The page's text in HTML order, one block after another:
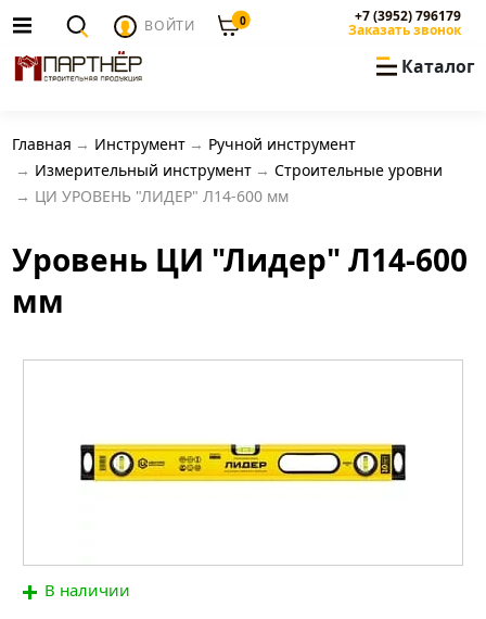
ВОЙТИ 0 +7 (3952) 796179
Заказать звонок
Каталог
Главная Инструмент
Ручной инструмент
Измерительный инструмент
Строительные уровни
ЦИ УРОВЕНЬ "ЛИДЕР" Л14-600 мм
Уровень ЦИ "Лидер" Л14-600
мм
В наличии